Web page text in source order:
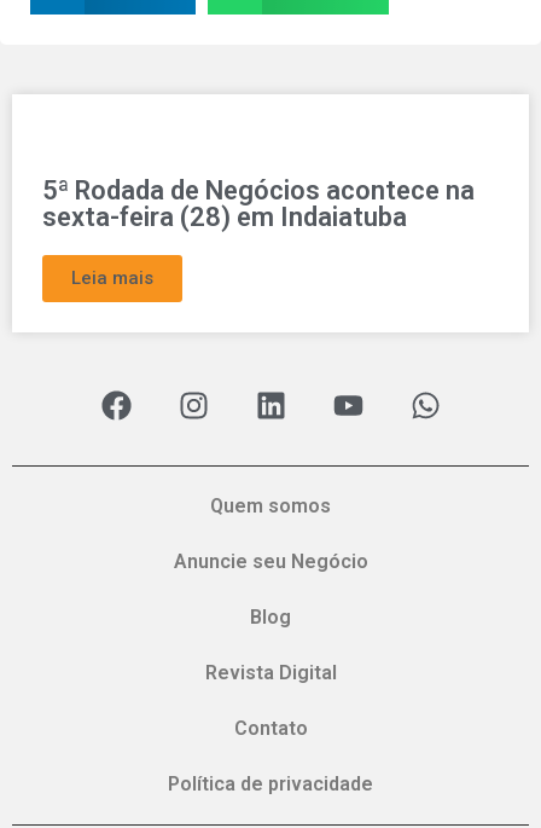
5ª Rodada de Negócios acontece na
sexta-feira (28) em Indaiatuba
Leia mais
Quem somos
Anuncie seu Negócio
Blog
Revista Digital
Contato
Política de privacidade